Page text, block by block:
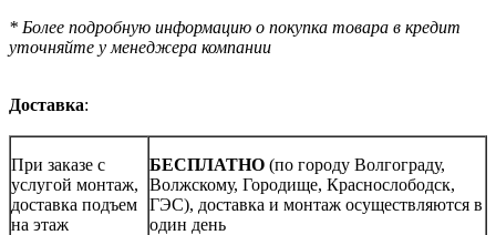
* Более подробную информацию о покупка товара в кредит
уточняйте у менеджера компании
Доставка:
При заказе с
услугой монтаж,
доставка подъем
на этаж
БЕСПЛАТНО (по городу Волгограду,
Волжскому, Городище, Краснослободск,
ГЭС), доставка и монтаж осуществляются в
один день